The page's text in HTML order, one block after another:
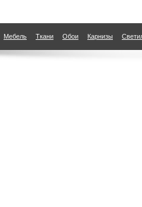
Мебель Ткани Обои Карнизы